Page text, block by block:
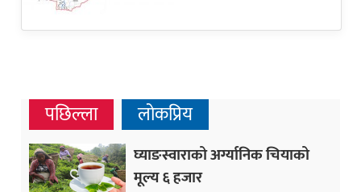
पछिल्ला लोकप्रिय
घ्याङस्वाराको अर्ग्यानिक चियाको
मूल्य ६ हजार